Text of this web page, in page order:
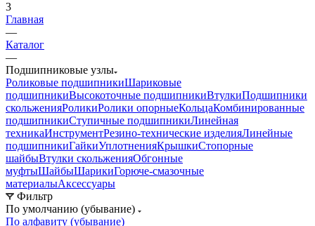
3
Главная
—
Каталог
—
Подшипниковые узлы
Роликовые подшипникиШариковые
подшипникиВысокоточные подшипникиВтулкиПодшипники
скольженияРоликиРолики опорныеКольцаКомбинированные
подшипникиСтупичные подшипникиЛинейная
техникаИнструментРезино-технические изделияЛинейные
подшипникиГайкиУплотненияКрышкиСтопорные
шайбыВтулки скольженияОбгонные
муфтыШайбыШарикиГорюче-смазочные
материалыАксессуары
Фильтр
По умолчанию (убывание)
По алфавиту (убывание)